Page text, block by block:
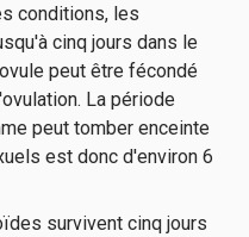
conditions, les
cinq jours dans le
peut être fécondé
La période
peut tomber enceinte
est donc d'environ 6
survivent cinq jours